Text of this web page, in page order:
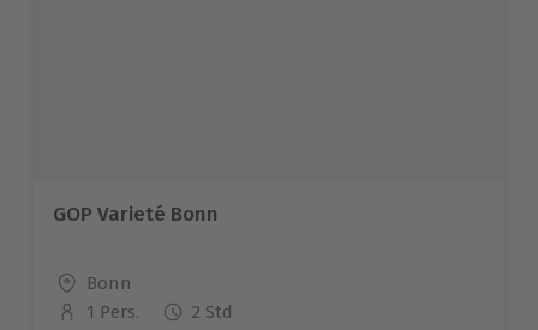
GOP Varieté Bonn
Standort
Bonn
Anzahl der Teilnehmer
1 Pers. 2 Std